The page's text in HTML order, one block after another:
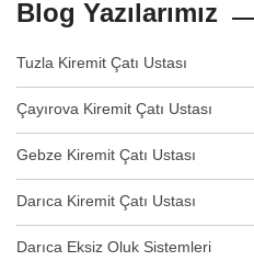
Blog Yazılarımız
Tuzla Kiremit Çatı Ustası
Çayırova Kiremit Çatı Ustası
Gebze Kiremit Çatı Ustası
Darıca Kiremit Çatı Ustası
Darıca Eksiz Oluk Sistemleri